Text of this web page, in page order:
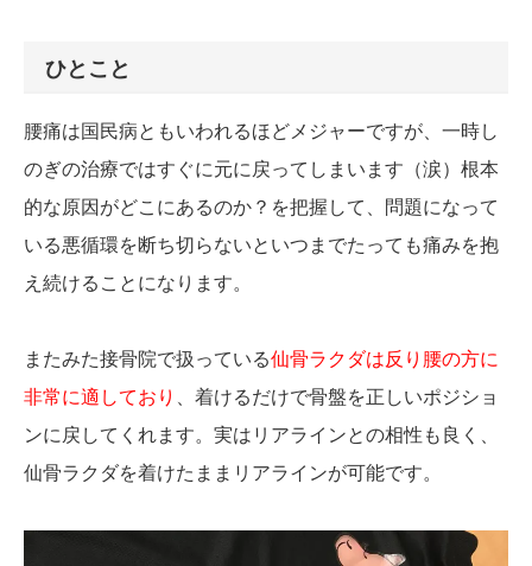
ひとこと
腰痛は国民病ともいわれるほどメジャーですが、一時し
のぎの治療ではすぐに元に戻ってしまいます（涙）根本
的な原因がどこにあるのか？を把握して、問題になって
いる悪循環を断ち切らないといつまでたっても痛みを抱
え続けることになります。
またみた接骨院で扱っている仙骨ラクダは反り腰の方に
非常に適しており
、着けるだけで骨盤を正しいポジショ
ンに戻してくれます。実はリアラインとの相性も良く、
仙骨ラクダを着けたままリアラインが可能です。